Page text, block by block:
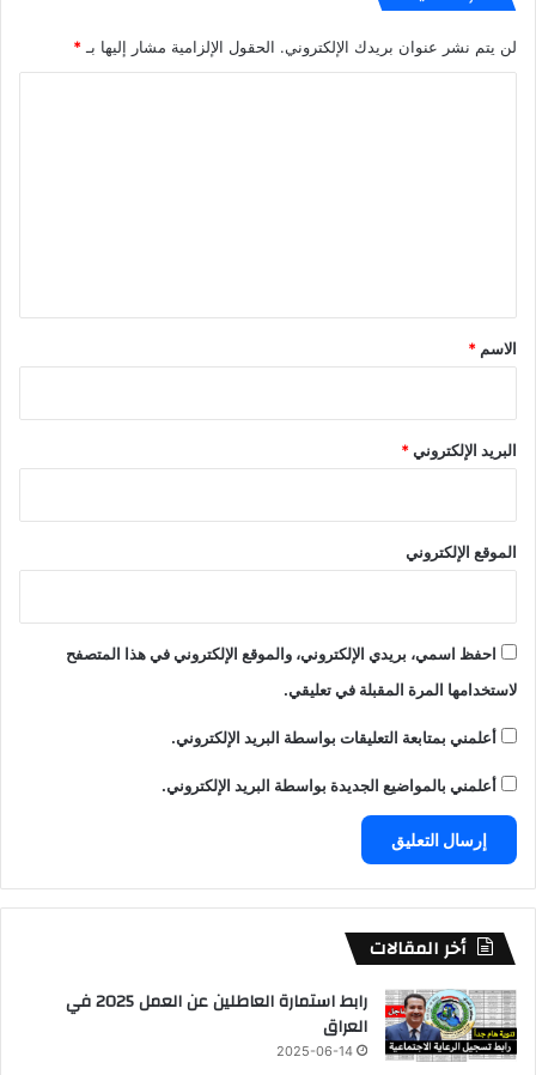
لن يتم نشر عنوان بريدك الإلكتروني. الحقول الإلزامية مشار إليها بـ *
*
الاسم *
البريد الإلكتروني*
الموقع الإلكتروني
احفظ اسمي، بريدي الإلكتروني، والموقع الإلكتروني في هذا المتصفح
لاستخدامها المرة المقبلة في تعليقي.
أعلمني بمتابعة التعليقات بواسطة البريد الإلكتروني.
أعلمني بالمواضيع الجديدة بواسطة البريد الإلكتروني.
أخر المقالات
رابط استمارة العاطلين عن العمل 2025 في
العراق
2025-06-14